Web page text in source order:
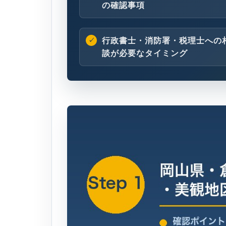
の確認事項
行政書士・消防署・税理士への
談が必要なタイミング